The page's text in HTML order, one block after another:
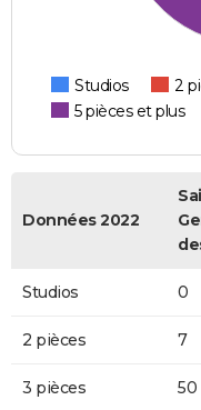
Studios 2
5 pièces et plus
Données 2022
Studios 0
2 pièces 7
3 pièces 50